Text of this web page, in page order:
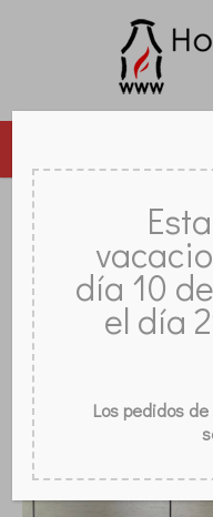
PUERTAS
OPINIONES FAQ
CONSEJOS
día 10
el día
Los pedidos